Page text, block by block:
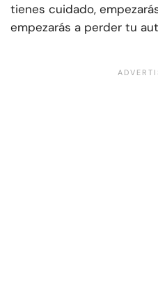
tienes cuidado,
empezarás a perder tu